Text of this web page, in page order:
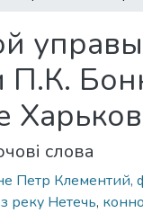
слова
Петр Клементий,
реку Нетечь,